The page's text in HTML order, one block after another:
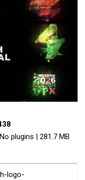
plugins | 281.7 MB
logo-